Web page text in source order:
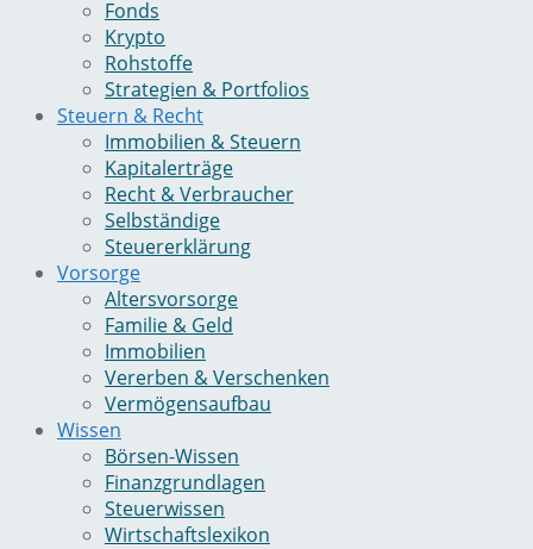
Fonds
Krypto
Rohstoffe
Strategien & Portfolios
Steuern & Recht
Immobilien & Steuern
Kapitalerträge
Recht & Verbraucher
Selbständige
Steuererklärung
Vorsorge
Altersvorsorge
Familie & Geld
Immobilien
Vererben & Verschenken
Vermögensaufbau
Wissen
Börsen-Wissen
Finanzgrundlagen
Steuerwissen
Wirtschaftslexikon